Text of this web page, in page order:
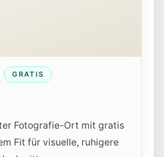
GRATIS
Fotografie-Ort mit gratis
Fit für visuelle, ruhigere